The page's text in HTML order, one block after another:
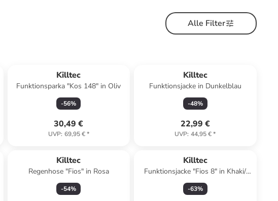
Alle Filter
Killtec
Funktionsparka "Kos 148" in Oliv
-56%
30,49 €
UVP: 69,95 €*
Killtec
Funktionsjacke in Dunkelblau
-48%
22,99 €
UVP: 44,95 €*
Killtec
Regenhose "Fios" in Rosa
-54%
Killtec
Funktionsjacke "Fios 8" in Khaki/
Limette/ Dunkelblau
-63%